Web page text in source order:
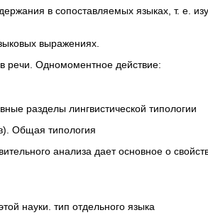
в сопоставляемых языках, т. е.
выражениях.
речи. Одномоментное действие:
разделы лингвистической типологии
Общая типология
анализа дает основное о
науки. тип отдельного языка